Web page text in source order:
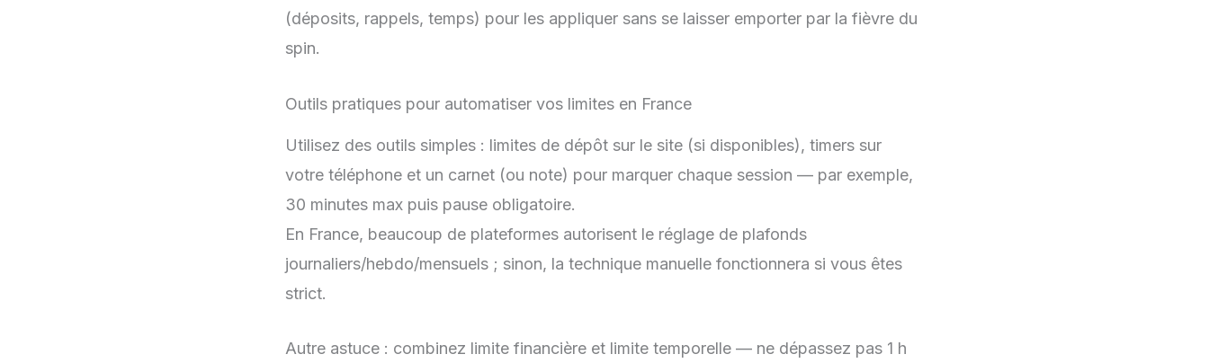
(déposits, rappels, temps) pour les appliquer sans se laisser emporter par la fièvre du
spin.
Outils pratiques pour automatiser vos limites en France
Utilisez des outils simples : limites de dépôt sur le site (si disponibles), timers sur
votre téléphone et un carnet (ou note) pour marquer chaque session — par exemple,
30 minutes max puis pause obligatoire.
En France, beaucoup de plateformes autorisent le réglage de plafonds
journaliers/hebdo/mensuels ; sinon, la technique manuelle fonctionnera si vous êtes
strict.
Autre astuce : combinez limite financière et limite temporelle — ne dépassez pas 1 h